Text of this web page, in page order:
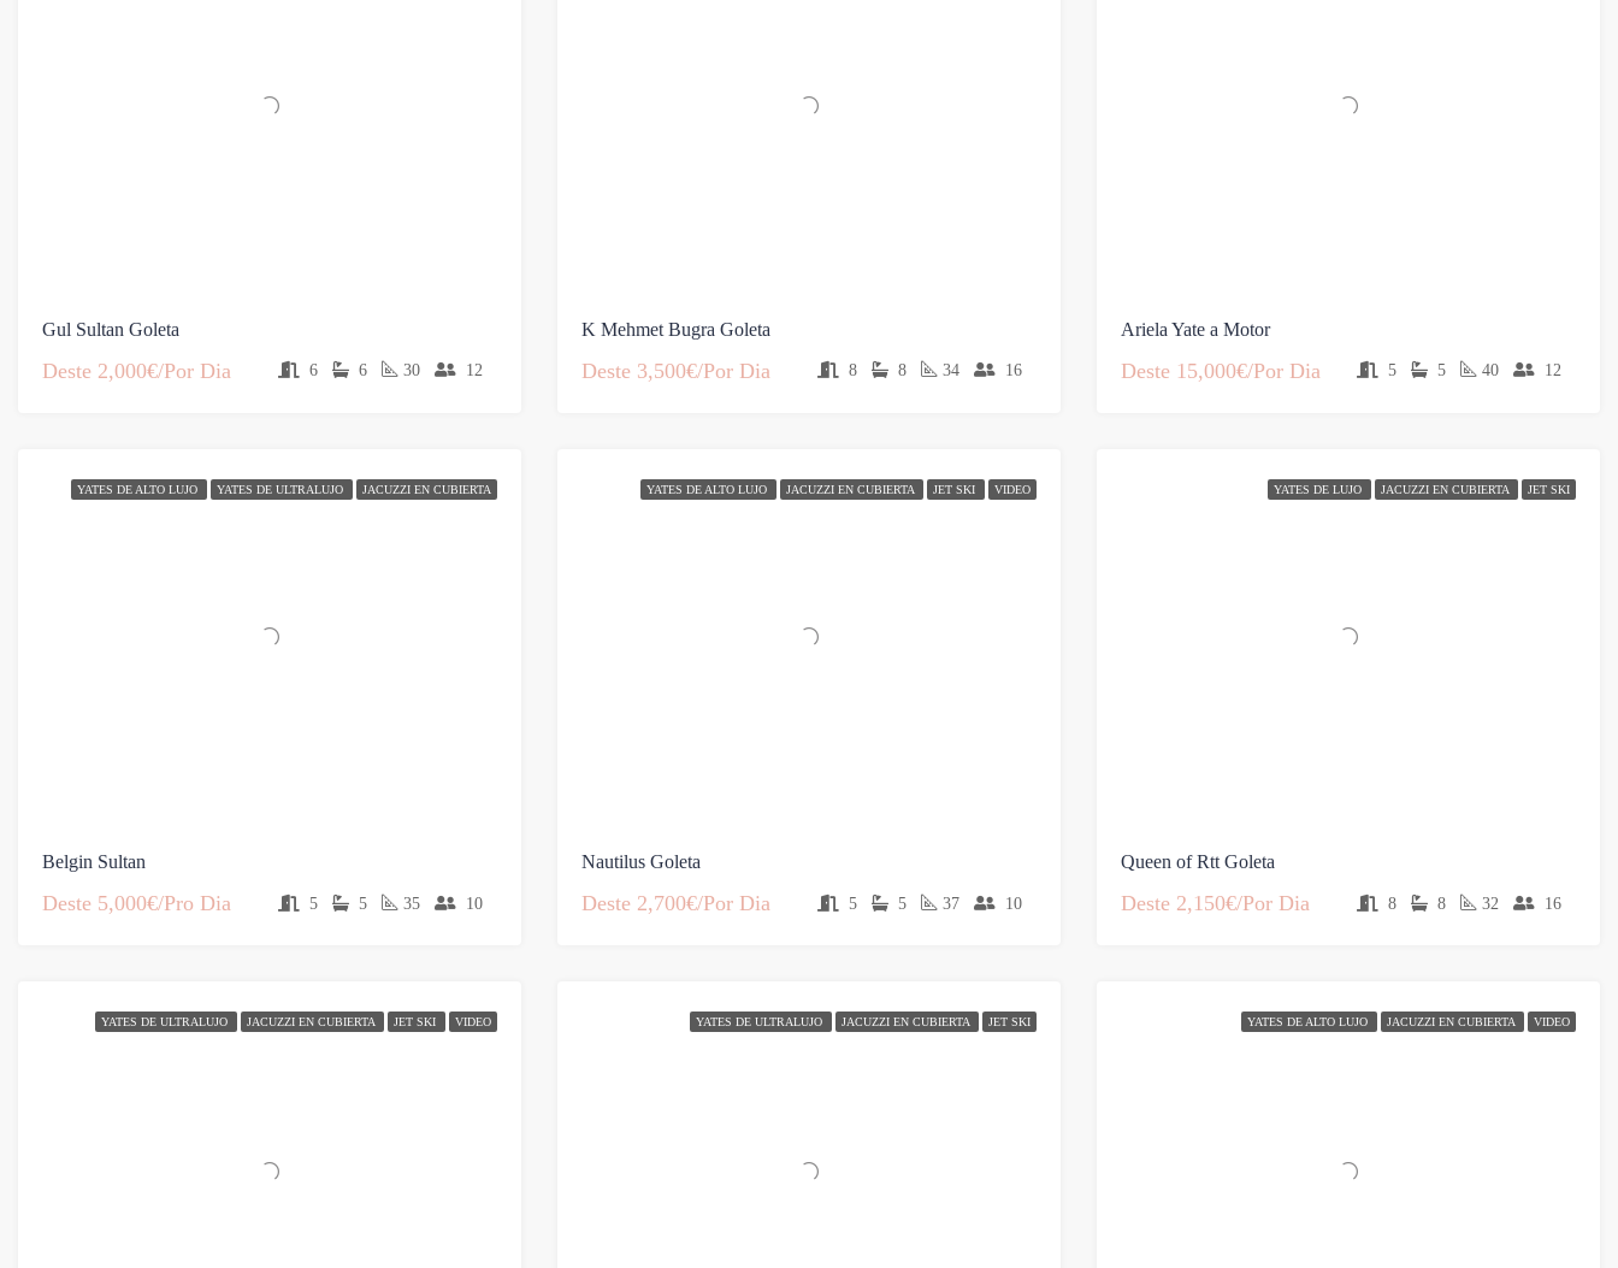
Gul Sultan Goleta
Deste 2,000€/Por Dia 6 6 30 12
K Mehmet Bugra Goleta
Deste 3,500€/Por Dia 8 8 34 16
Ariela Yate a Motor
Deste 15,000€/Por Dia 5 5 40 12
YATES DE ALTO LUJO YATES DE ULTRALUJO JACUZZI EN CUBIERTA
Belgin Sultan
Deste 5,000€/Pro Dia 5 5 35 10
YATES DE ALTO LUJO JACUZZI EN CUBIERTA JET SKI VIDEO
Nautilus Goleta
Deste 2,700€/Por Dia 5 5 37 10
YATES DE LUJO JACUZZI EN CUBIERTA JET SKI
Queen of Rtt Goleta
Deste 2,150€/Por Dia 8 8 32 16
YATES DE ULTRALUJO JACUZZI EN CUBIERTA JET SKI VIDEO YATES DE ULTRALUJO JACUZZI EN CUBIERTA JET SKI YATES DE ALTO LUJO JACUZZI EN CUBIERTA VIDEO